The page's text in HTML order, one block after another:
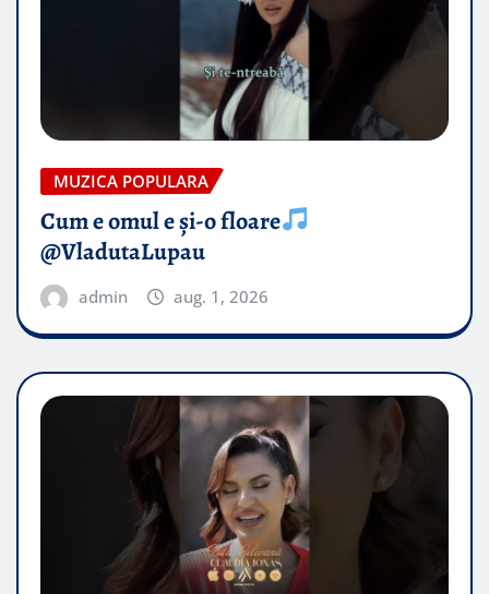
MUZICA POPULARA
Cum e omul e și-o floare
@VladutaLupau
admin aug. 1, 2026